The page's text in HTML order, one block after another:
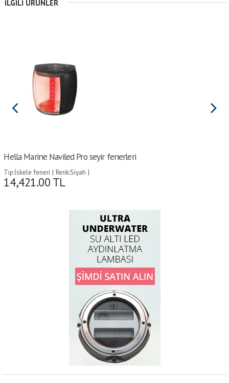
İLGILI ÜRÜNLER
Hella Marine Naviled Pro seyir fenerleri
Tip:İskele feneri | Renk:Siyah |
14,421.00 TL